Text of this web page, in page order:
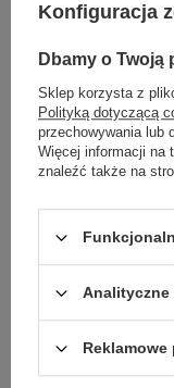
Może
Uchwyt
Konfiguracja
Dbamy o Twoją
Sklep korzysta z
Polityką dotyczącą
przechowywania lub
Więcej informacji na
znaleźć także na